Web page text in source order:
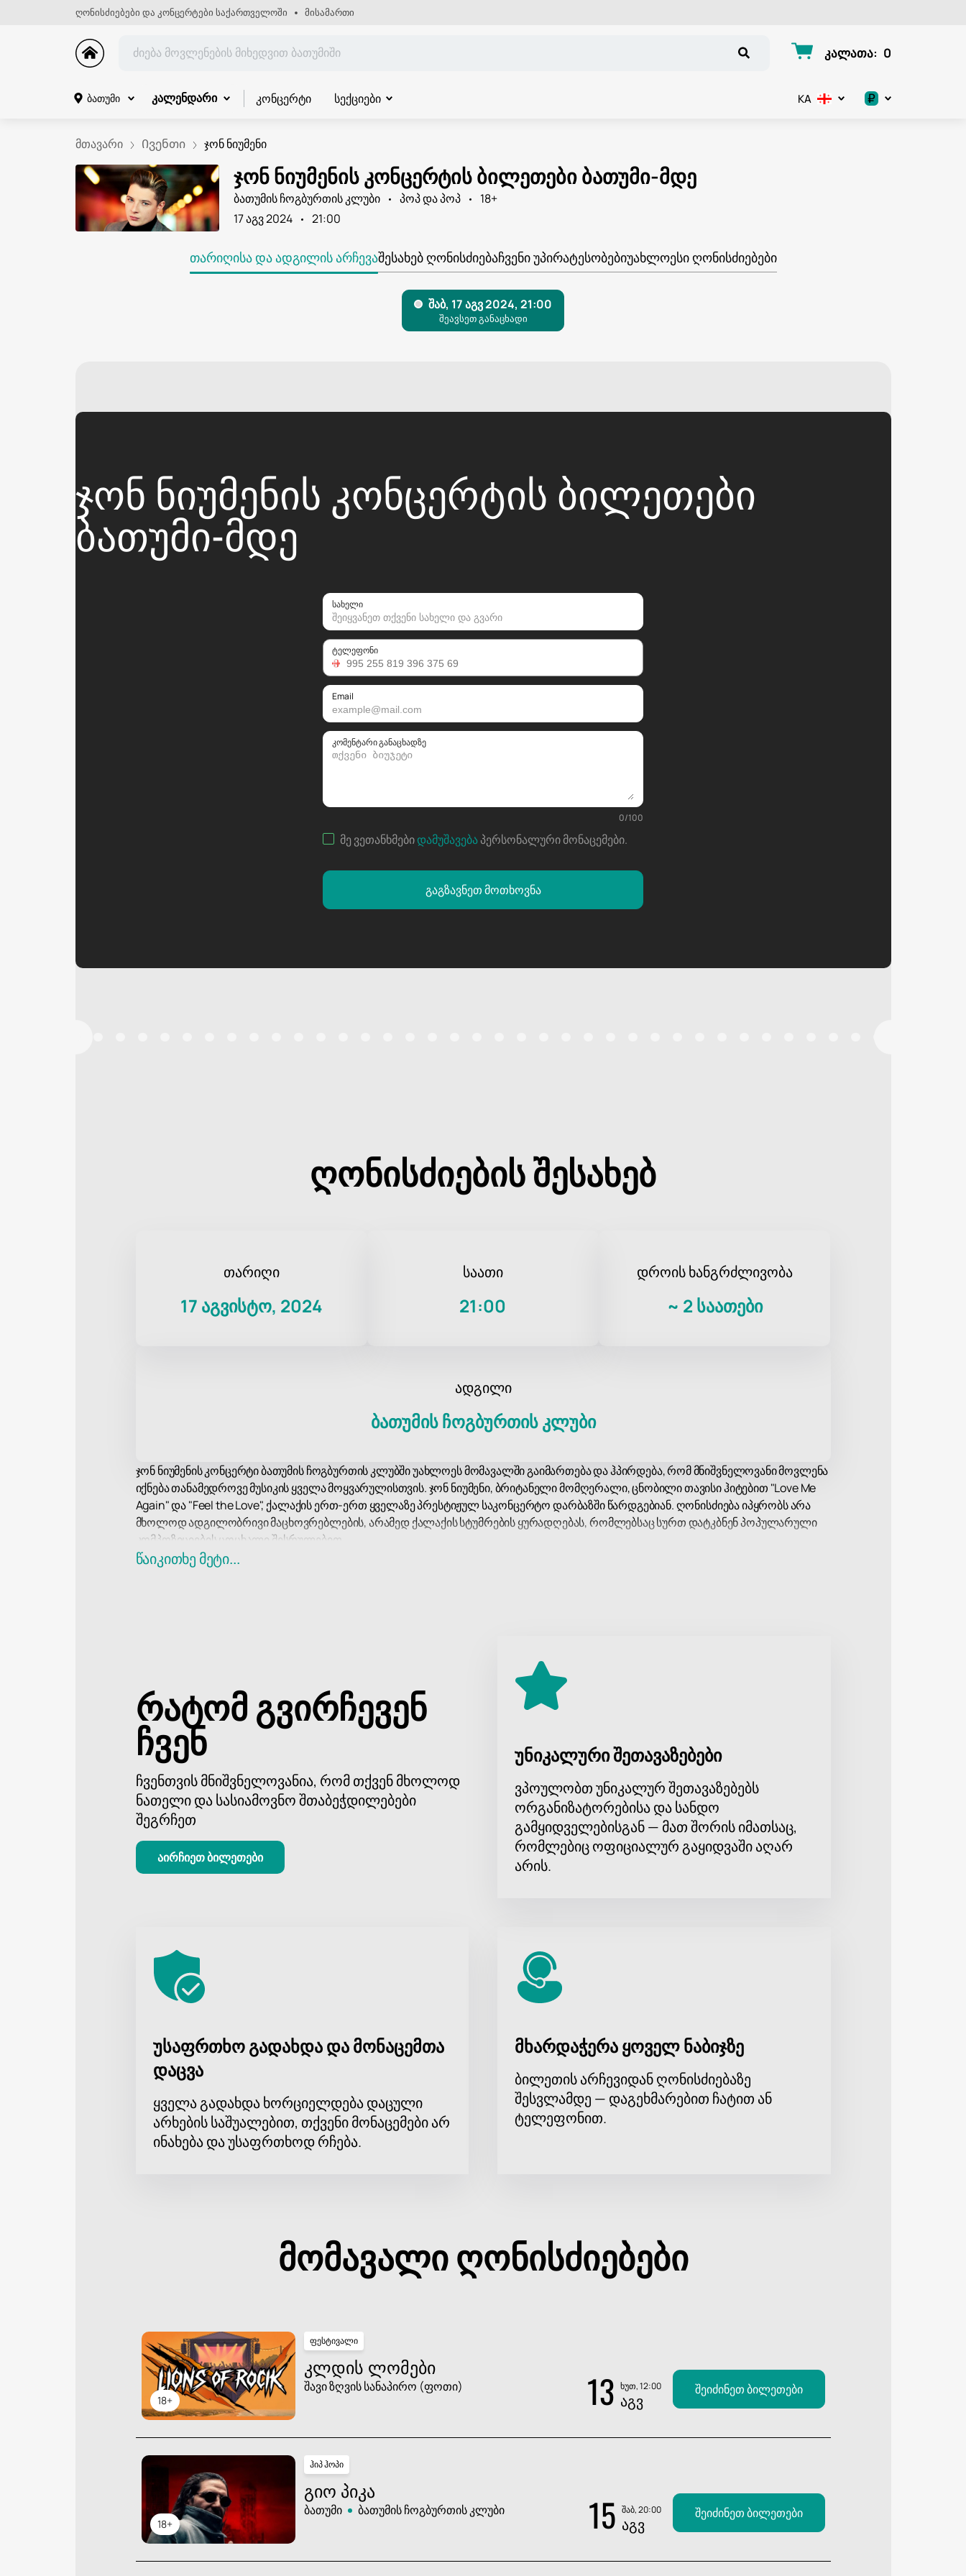
ღონისძიებები და კონცერტები საქართველოში მისამართი
კალათა: 0
ბათუმი კალენდარი კონცერტი სექციები KA ₽
მთავარი Ივენთი ჯონ ნიუმენი
ჯონ ნიუმენის კონცერტის ბილეთები ბათუმი-მდე
ბათუმის ჩოგბურთის კლუბი პოპ და პოპ
18+
17 აგვ 2024
21:00
ᲗᲐᲠᲘᲦᲘᲡᲐ ᲓᲐ ᲐᲓᲒᲘᲚᲘᲡ ᲐᲠᲩᲔᲕᲐᲨᲔᲡᲐᲮᲔᲑ ᲦᲝᲜᲘᲡᲫᲘᲔᲑᲐᲩᲕᲔᲜᲘ ᲣᲞᲘᲠᲐᲢᲔᲡᲝᲑᲔᲑᲘᲣᲐᲮᲚᲝᲔᲡᲘ ᲦᲝᲜᲘᲡᲫᲘᲔᲑᲔᲑᲘ
ᲯᲝᲜ ᲜᲘᲣᲛᲔᲜᲘᲡ ᲙᲝᲜᲪᲔᲠᲢᲘᲡ ᲑᲘᲚᲔᲗᲔᲑᲘ
ᲑᲐᲗᲣᲛᲘ-ᲛᲓᲔ
სახელი
ტელეფონი
Email
კომენტარი განაცხადზე
0/100
მე ვეთანხმებიდამუშავებაპერსონალური მონაცემები.
გაგზავნეთ მოთხოვნა
ღონისძიების შესახებ
თარიღი
17 აგვისტო, 2024
საათი
21:00
დროის ხანგრძლივობა
~ 2 საათები
ადგილი
ბათუმის ჩოგბურთის კლუბი
ჯონ ნიუმენის კონცერტი ბათუმის ჩოგბურთის კლუბში უახლოეს მომავალში გაიმართება და ჰპირდება, რომ მნიშვნელოვანი მოვლენა
იქნება თანამედროვე მუსიკის ყველა მოყვარულისთვის. ჯონ ნიუმენი, ბრიტანელი მომღერალი, ცნობილი თავისი ჰიტებით "Love Me
Again" და "Feel the Love", ქალაქის ერთ-ერთ ყველაზე პრესტიჟულ საკონცერტო დარბაზში წარდგებიან. ღონისძიება იპყრობს არა
მხოლოდ ადგილობრივი მაცხოვრებლების, არამედ ქალაქის სტუმრების ყურადღებას, რომლებსაც სურთ დატკბნენ პოპულარული
კომპოზიციების ცოცხალი შესრულებით.
ბათუმის ჩოგბურთის კლუბი მდებარეობს მოხერხებულ ადგილას და ცნობილია თავისი თანამედროვე ინფრასტრუქტურით. ადგილი
ბილეთების წინასწარ შეძენა გარანტირებულია თქვენი ადგილის ამ მნიშვნელოვან მუსიკალურ ღონისძიებაზე.
ჯონ ნიუმენის კონცერტი ბათუმის ჩოგბურთის კლუბში იქნება შესანიშნავი შესაძლებლობა, რომ ნახოთ და მოისმინოთ ერთ-ერთი
ყველაზე პოპულარული ბრიტანელი შემსრულებელი პირდაპირ ეთერში. მომღერალი, რომლის სინგლები დიდი ბრიტანეთის
ჩარტების სათავეში მოხვდა, წარადგენს თავის საუკეთესო კომპოზიციებს, ასევე ახალ ტრეკებს. ეს ღონისძიება ჰპირდება დაუვიწყარი
იქნება მისი ნამუშევრების ყველა თაყვანისმცემლისთვის.
არ გამოტოვოთ შანსი იყოთ ამ ღონისძიების ნაწილი. შეგიძლიათ
ბილეთების შეძენა
ჩვენს ვებსაიტზე ახლავე. თვალყური ადევნეთ
განახლებებს და დამატებით ინფორმაციას კონცერტის შესახებ, რათა იცოდეთ ყველა დეტალი და სიახლე.
წაიკითხე მეტი...
რატომ გვირჩევენ
ჩვენ
ჩვენთვის მნიშვნელოვანია, რომ თქვენ მხოლოდ
ნათელი და სასიამოვნო შთაბეჭდილებები
შეგრჩეთ
აირჩიეთ ბილეთები
უნიკალური შეთავაზებები
ვპოულობთ უნიკალურ შეთავაზებებს
ორგანიზატორებისა და სანდო
გამყიდველებისგან — მათ შორის იმათსაც,
რომლებიც ოფიციალურ გაყიდვაში აღარ
არის.
უსაფრთხო გადახდა და მონაცემთა
დაცვა
ყველა გადახდა ხორციელდება დაცული
არხების საშუალებით, თქვენი მონაცემები არ
ინახება და უსაფრთხოდ რჩება.
მხარდაჭერა ყოველ ნაბიჯზე
ბილეთის არჩევიდან ღონისძიებაზე
შესვლამდე — დაგეხმარებით ჩატით ან
ტელეფონით.
მომავალი ღონისძიებები
18+
ფესტივალი
ᲙᲚᲓᲘᲡ ᲚᲝᲛᲔᲑᲘ
შავი ზღვის სანაპირო (ფოთი) 13 ხუთ, 12:00
ᲐᲒᲕ შეიძინეთ ბილეთები
18+
ჰიპ ჰოპი
ᲒᲘᲝ ᲞᲘᲙᲐ
ბათუმი ბათუმის ჩოგბურთის კლუბი 15 შაბ, 20:00
ᲐᲒᲕ შეიძინეთ ბილეთები